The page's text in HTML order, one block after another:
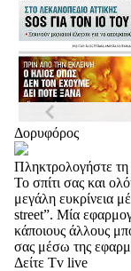
Δορυφόρος
Πληκτρολογήστε τη
Το σπίτι σας και
μεγάλη ευκρίνεια
street”. Μία
κάποιους άλλους
σας μέσω της
Δείτε Tv live